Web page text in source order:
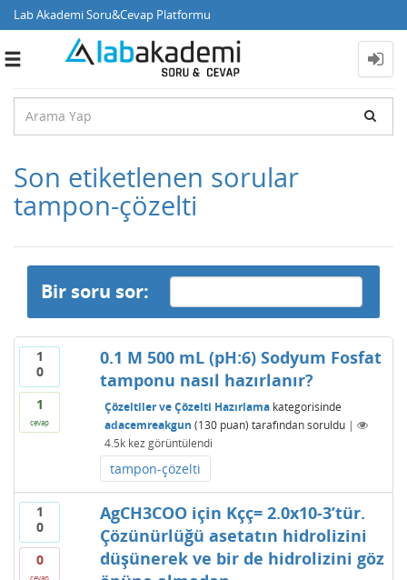
Lab Akademi Soru&Cevap Platformu
Toggle
Son etiketlenen sorular
tampon-çözelti
Bir soru sor:
1
0
1
cevap
0.1 M 500 mL (pH:6) Sodyum Fosfat
tamponu nasıl hazırlanır?
Çözeltiler ve Çözelti Hazırlamakategorisinde
adacemreakgun (130puan) tarafından soruldu |
4.5kkez görüntülendi
tampon-çözelti
1
0
0
cevap
AgCH3COO için Kçç= 2.0x10-3’tür.
Çözünürlüğü asetatın hidrolizini
düşünerek ve bir de hidrolizini göz